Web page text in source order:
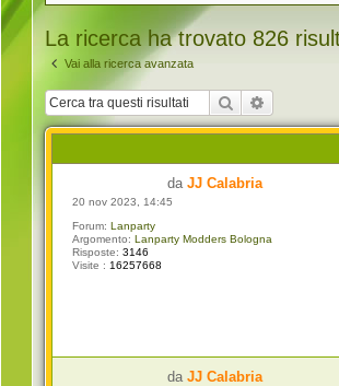
La ricerca ha trovato 826
Vai alla ricerca avanzata
Cerca
daJJ Calabria
20 nov 2023, 14:45
Forum: Lanparty
Argomento: Lanparty Modders Bologna
Risposte: 3146
Visite : 16257668
daJJ Calabria